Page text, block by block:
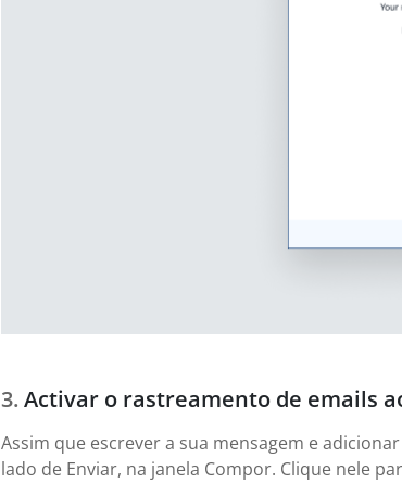
Activar o rastreamento de emails
Assim que escrever a sua mensagem e
lado de Enviar, na janela Compor. Clique nele